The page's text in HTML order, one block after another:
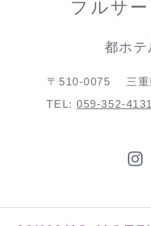
フルサ
都ホ
〒510-0075
三
TEL:059-352-4131